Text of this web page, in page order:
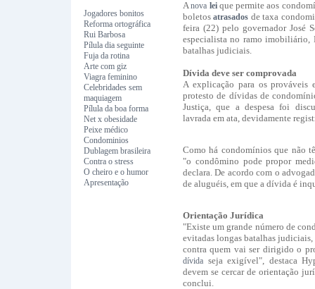
Jogadores bonitos
Reforma ortográfica
Rui Barbosa
Pílula dia seguinte
Fuja da rotina
Arte com giz
Viagra feminino
Celebridades sem
maquiagem
Pílula da boa forma
Net x obesidade
Peixe médico
Condominios
Dublagem brasileira
Contra o stress
O cheiro e o humor
Apresentação
Anova leique permite aos
boletosatrasados de taxa
feira (22) pelo governador José
especialista no ramo
batalhas judiciais.
Dívida deve ser comprovada
A explicação para os prováveis
protesto de dívidas de
Justiça, que a despesa foi
lavrada em ata, devidamente
Como há condomínios que não
"o condômino pode propor
declara. De acordo com o
de aluguéis, em que a dívida é
Orientação Jurídica
"Existe um grande número de
evitadas longas batalhas
contra quem vai ser dirigido o
dívida seja exigível", destaca
devem se cercar de orientação
conclui.